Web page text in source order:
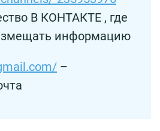
В КОНТАКТЕ , где
информацию
–